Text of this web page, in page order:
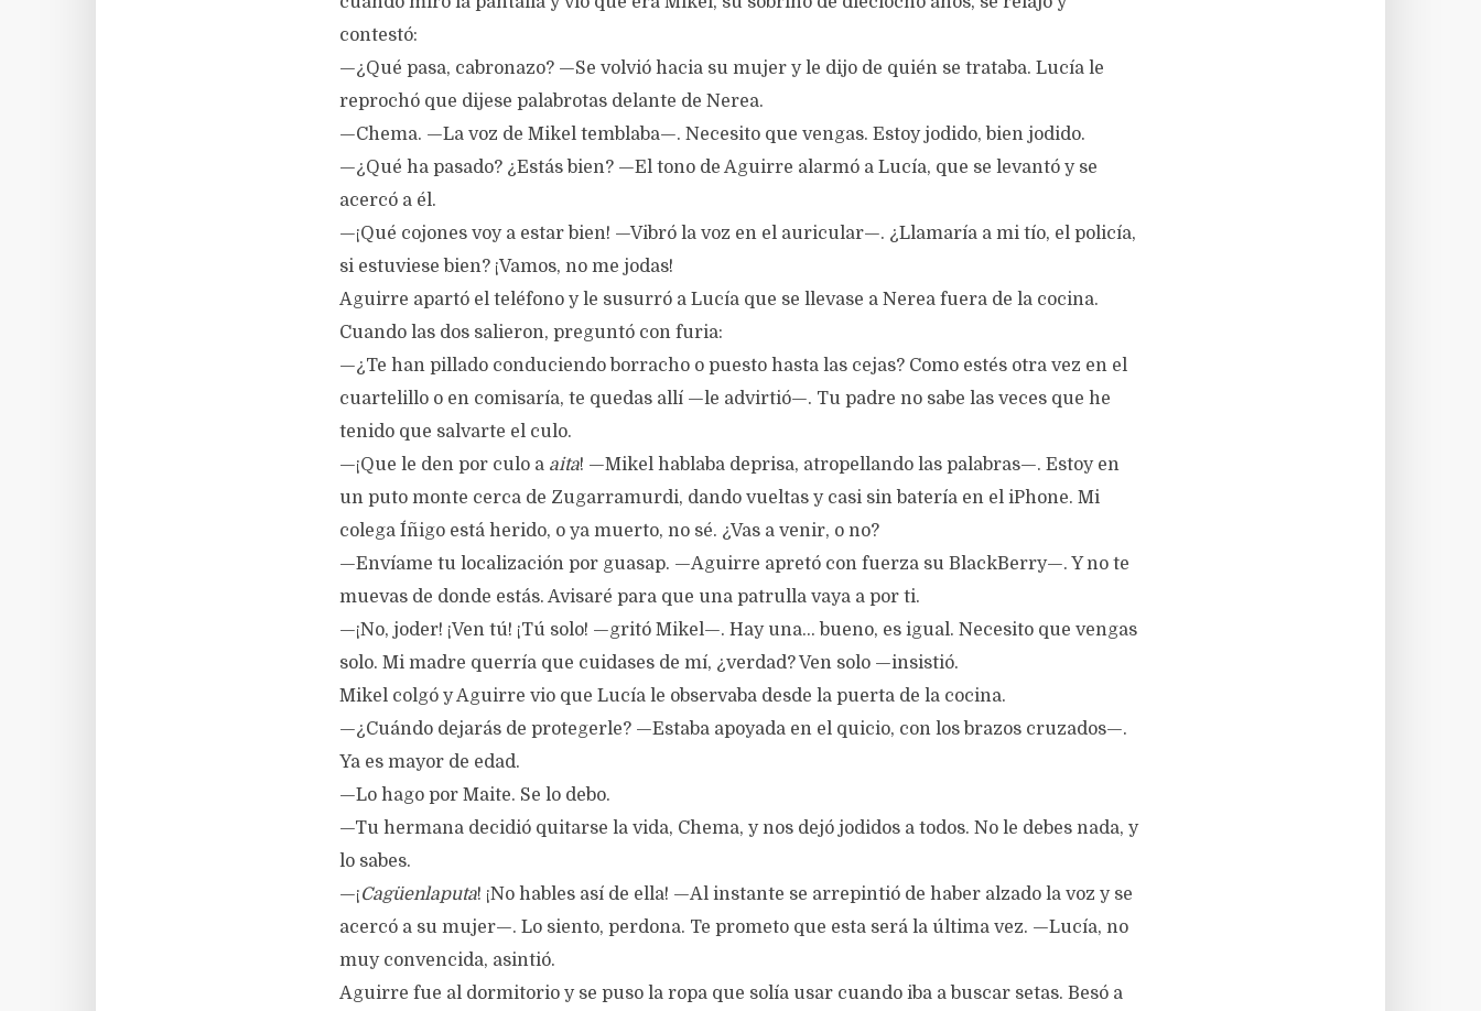
contestó:
—¿Qué pasa, cabronazo? —Se volvió hacia su mujer y le dijo de quién se trataba. Lucía le
reprochó que dijese palabrotas delante de Nerea.
—Chema. —La voz de Mikel temblaba—. Necesito que vengas. Estoy jodido, bien jodido.
—¿Qué ha pasado? ¿Estás bien? —El tono de Aguirre alarmó a Lucía, que se levantó y se
acercó a él.
—¡Qué cojones voy a estar bien! —Vibró la voz en el auricular—. ¿Llamaría a mi tío, el policía,
si estuviese bien? ¡Vamos, no me jodas!
Aguirre apartó el teléfono y le susurró a Lucía que se llevase a Nerea fuera de la cocina.
Cuando las dos salieron, preguntó con furia:
—¿Te han pillado conduciendo borracho o puesto hasta las cejas? Como estés otra vez en el
cuartelillo o en comisaría, te quedas allí —le advirtió—. Tu padre no sabe las veces que he
tenido que salvarte el culo.
—¡Que le den por culo a aita! —Mikel hablaba deprisa, atropellando las palabras—. Estoy en
un puto monte cerca de Zugarramurdi, dando vueltas y casi sin batería en el iPhone. Mi
colega Íñigo está herido, o ya muerto, no sé. ¿Vas a venir, o no?
—Envíame tu localización por guasap. —Aguirre apretó con fuerza su BlackBerry—. Y no te
muevas de donde estás. Avisaré para que una patrulla vaya a por ti.
—¡No, joder! ¡Ven tú! ¡Tú solo! —gritó Mikel—. Hay una… bueno, es igual. Necesito que vengas
solo. Mi madre querría que cuidases de mí, ¿verdad? Ven solo —insistió.
Mikel colgó y Aguirre vio que Lucía le observaba desde la puerta de la cocina.
—¿Cuándo dejarás de protegerle? —Estaba apoyada en el quicio, con los brazos cruzados—.
Ya es mayor de edad.
—Lo hago por Maite. Se lo debo.
—Tu hermana decidió quitarse la vida, Chema, y nos dejó jodidos a todos. No le debes nada, y
lo sabes.
—¡Cagüenlaputa! ¡No hables así de ella! —Al instante se arrepintió de haber alzado la voz y se
acercó a su mujer—. Lo siento, perdona. Te prometo que esta será la última vez. —Lucía, no
muy convencida, asintió.
Aguirre fue al dormitorio y se puso la ropa que solía usar cuando iba a buscar setas. Besó a